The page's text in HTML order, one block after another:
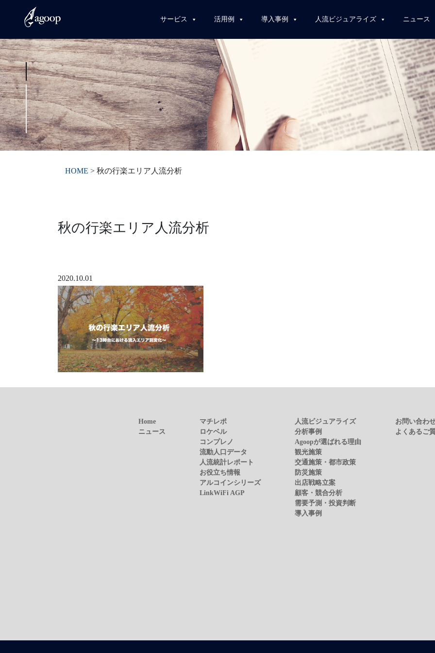
サービス 活用例 導入事例 人流ビジュアライズ ニュース
HOME >秋の行楽エリア人流分析
秋の行楽エリア人流分析
2020.10.01
Home
ニュース
マチレポ
ロケベル
コンプレノ
流動人口データ
人流統計レポート
お役立ち情報
アルコインシリーズ
LinkWiFi AGP
人流ビジュアライズ
分析事例
Agoopが選ばれる理由
観光施策
交通施策・都市政策
防災施策
出店戦略立案
顧客・競合分析
需要予測・投資判断
導入事例
お問い合わ
よくあるご